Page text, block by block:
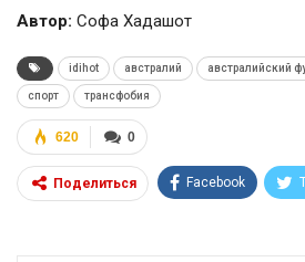
Автор: Софа Хадашот
idihot австралий австралийский
спорт трансфобия
0
620
Поделиться Facebook